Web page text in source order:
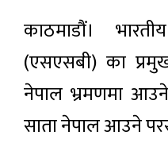
काठमाडौं।
(एसएसबी) का
नेपाल भ्रमणमा
साता नेपाल आउने